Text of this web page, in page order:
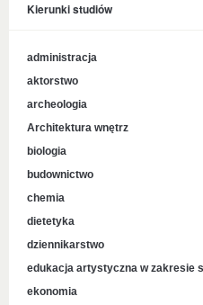
Kierunki studiów
administracja
aktorstwo
archeologia
Architektura wnętrz
biologia
budownictwo
chemia
dietetyka
dziennikarstwo
edukacja artystyczna w zakresie
ekonomia